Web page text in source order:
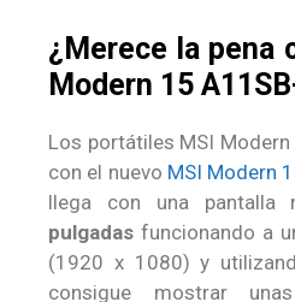
¿Merece la pena
Modern 15
Los portátiles MSI
con el nuevo MSI Modern
llega con una pantalla
pulgadas funcionando a
(1920 x 1080) y
consigue mostrar